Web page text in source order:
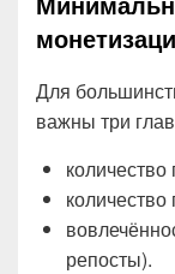
Для
важны три
количество
репосты).